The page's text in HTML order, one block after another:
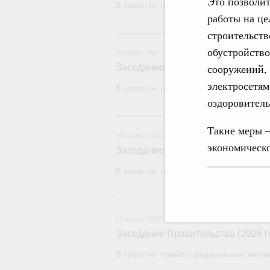
работы на
сооружений,
Такие меры
В повестке: проекты федеральных
9
Заседание Правительства (2026
В повестке: проекты федеральных
Заседание Правительства (2026
Заседание Правительства (2026